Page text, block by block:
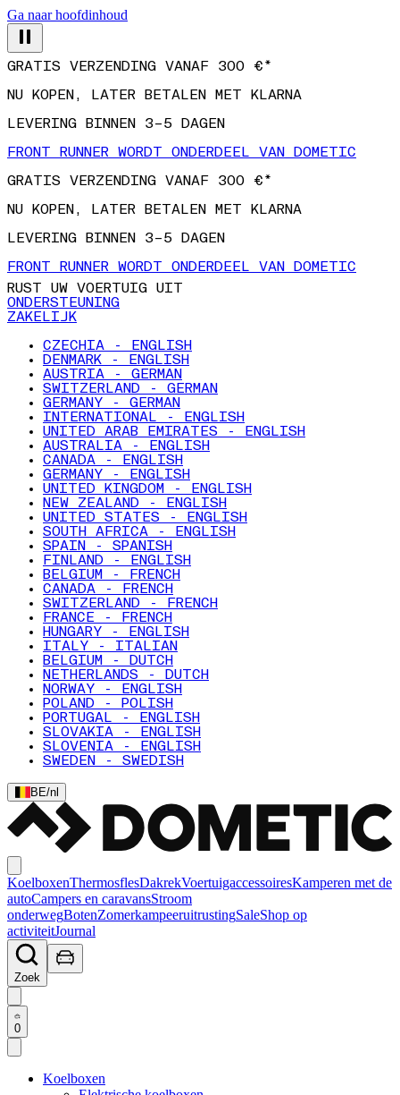
Ga naar hoofdinhoud
NU KOPEN, LATER BETALEN MET KLARNA
LEVERING BINNEN 3–5 DAGEN
FRONT RUNNER WORDT ONDERDEEL VAN DOMETIC
GRATIS VERZENDING VANAF 300 €*
NU KOPEN, LATER BETALEN MET KLARNA
LEVERING BINNEN 3–5 DAGEN
FRONT RUNNER WORDT ONDERDEEL VAN DOMETIC
RUST UW VOERTUIG UIT
ONDERSTEUNING
ZAKELIJK
CZECHIA - ENGLISH
DENMARK - ENGLISH
AUSTRIA - GERMAN
SWITZERLAND - GERMAN
GERMANY - GERMAN
INTERNATIONAL - ENGLISH
UNITED ARAB EMIRATES - ENGLISH
AUSTRALIA - ENGLISH
CANADA - ENGLISH
GERMANY - ENGLISH
UNITED KINGDOM - ENGLISH
NEW ZEALAND - ENGLISH
UNITED STATES - ENGLISH
SOUTH AFRICA - ENGLISH
SPAIN - SPANISH
FINLAND - ENGLISH
BELGIUM - FRENCH
CANADA - FRENCH
SWITZERLAND - FRENCH
FRANCE - FRENCH
HUNGARY - ENGLISH
ITALY - ITALIAN
BELGIUM - DUTCH
NETHERLANDS - DUTCH
NORWAY - ENGLISH
POLAND - POLISH
PORTUGAL - ENGLISH
SLOVAKIA - ENGLISH
SLOVENIA - ENGLISH
SWEDEN - SWEDISH
BE/nl
KoelboxenThermosflesDakrekVoertuigaccessoiresKamperen met de
autoCampers en caravansStroom
onderwegBotenZomerkampeeruitrustingSaleShop op
activiteitJournal
Zoek
0
Koelboxen